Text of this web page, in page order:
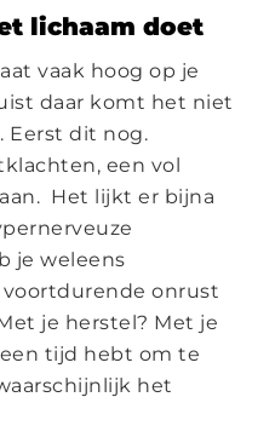
lichaam doet
vaak hoog op je
daar komt het niet
Eerst dit nog.
een vol
Het lijkt er bijna
je weleens
onrust
je herstel? Met je
tijd hebt om te
het